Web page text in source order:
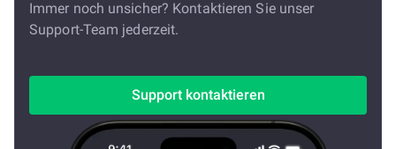
Immer noch unsicher? Kontaktieren Sie unser
Support-Team jederzeit.
Support kontaktieren